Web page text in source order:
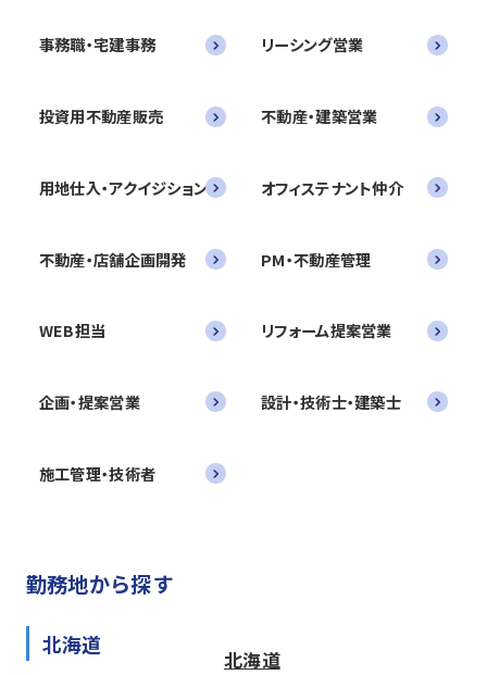
事務職・宅建事務 リーシング営業
投資用不動産販売 不動産・建築営業
用地仕入・アクイジション オフィステナント仲介
不動産・店舗企画開発 PM・不動産管理
WEB担当 リフォーム提案営業
企画・提案営業 設計・技術士・建築士
施工管理・技術者
勤務地から探す
北海道
北海道